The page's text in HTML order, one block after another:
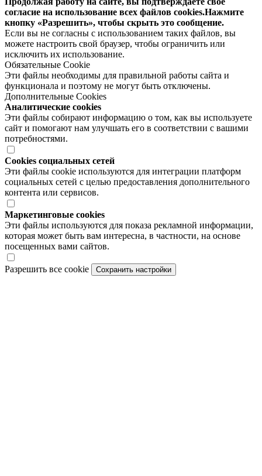
согласие на использование всех файлов cookies.Нажмите
кнопку «Разрешить», чтобы скрыть это сообщение.
Если вы не согласны с использованием таких файлов, вы
можете настроить свой браузер, чтобы ограничить или
исключить их использование.
Обязательные Cookie
Эти файлы необходимы для правильной работы сайта и
функционала и поэтому не могут быть отключены.
Дополнительные Cookies
Аналитические cookies
Эти файлы собирают информацию о том, как вы используете
сайт и помогают нам улучшать его в соответствии с вашими
потребностями.
Cookies социальных сетей
Эти файлы cookie используются для интеграции платформ
социальных сетей с целью предоставления дополнительного
контента или сервисов.
Маркетинговые cookies
Эти файлы используются для показа рекламной информации,
которая может быть вам интересна, в частности, на основе
посещенных вами сайтов.
Разрешить все cookie Сохранить настройки